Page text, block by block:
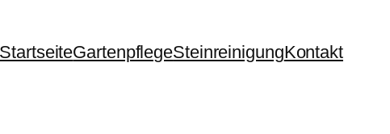
StartseiteGartenpflegeSteinreinigungKontakt